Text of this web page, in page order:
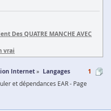
Des QUATRE MANCHE AVEC
vrai
Internet
Langages
et dépendances EAR - Page
1